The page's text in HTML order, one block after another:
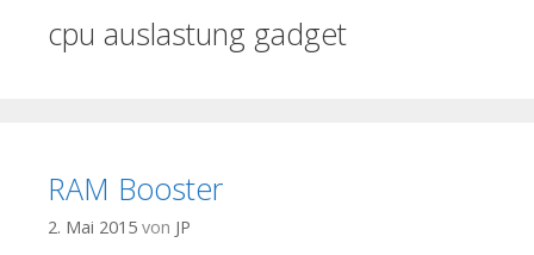
cpu auslastung gadget
RAM Booster
2. Mai 2015 von JP